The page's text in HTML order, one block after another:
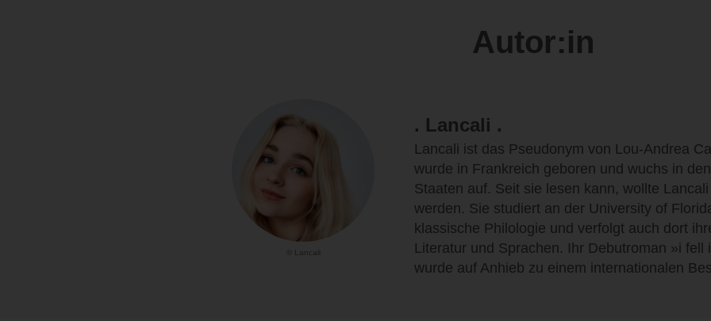
Autor:in
© Lancali
. Lancali .
Lancali ist das Pseudonym von Lou-Andrea
wurde in Frankreich geboren und wuchs in
Staaten auf. Seit sie lesen kann, wollte
werden. Sie studiert an der University of
klassische Philologie und verfolgt auch dort
Literatur und Sprachen. Ihr Debutroman »i fell
wurde auf Anhieb zu einem internationalen